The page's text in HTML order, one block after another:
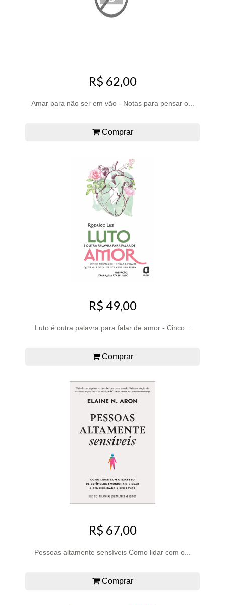
R$ 62,00
Amar para não ser em vão - Notas para pensar o...
Comprar
R$ 49,00
Luto é outra palavra para falar de amor - Cinco...
Comprar
R$ 67,00
Pessoas altamente sensíveis Como lidar com o...
Comprar